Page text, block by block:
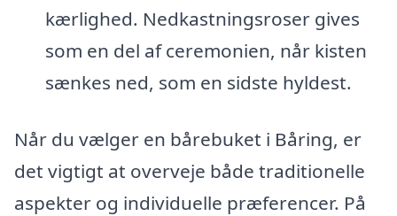
kærlighed. Nedkastningsroser gives
som en del af ceremonien, når kisten
sænkes ned, som en sidste hyldest.
Når du vælger en bårebuket i Båring, er
det vigtigt at overveje både traditionelle
aspekter og individuelle præferencer. På